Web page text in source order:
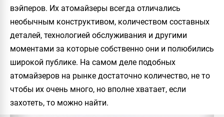
вэйперов. Их атомайзеры всегда отличались
необычным конструктивом, количеством составных
деталей, технологией обслуживания и другими
моментами за которые собственно они и полюбились
широкой публике. На самом деле подобных
атомайзеров на рынке достаточно количество, не то
чтобы их очень много, но вполне хватает, если
захотеть, то можно найти.